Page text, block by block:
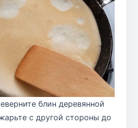
блин деревянной
с другой стороны до